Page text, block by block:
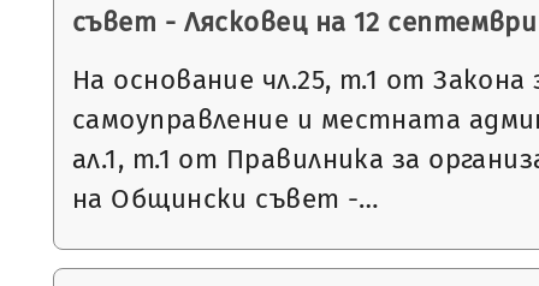
съвет - Лясковец на 12 септември
На основание чл.25, т.1 от
самоуправление и местната
ал.1, т.1 от Правилника за
на Общински съвет -…